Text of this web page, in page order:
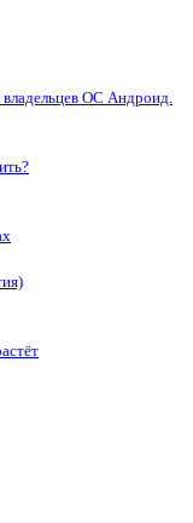
ОС Андроид.